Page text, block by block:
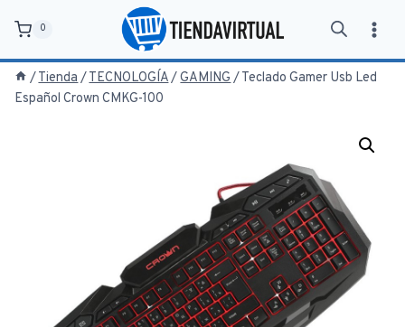
contenido
0
/Tienda /TECNOLOGÍA/GAMING /Teclado Gamer Usb Led
Español Crown CMKG-100